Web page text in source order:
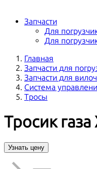
Запчасти
Для
Для
Главная
Запчасти для
Запчасти для
Система
Тросы
Тросик газа
Узнать цену